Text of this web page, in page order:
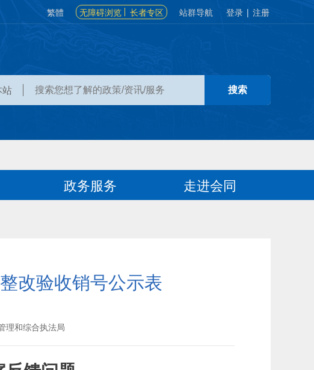
繁體 无障碍浏览 长者专区 站群导航 登录 | 注册
站
政务服务 走进会同
改验收销号公示表
理和综合执法局